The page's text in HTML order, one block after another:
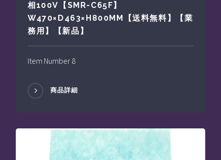
相100V【SMR-C65F】
W470×D463×H800MM【送料無料】【業
務用】【新品】
Item Number 8
商品詳細